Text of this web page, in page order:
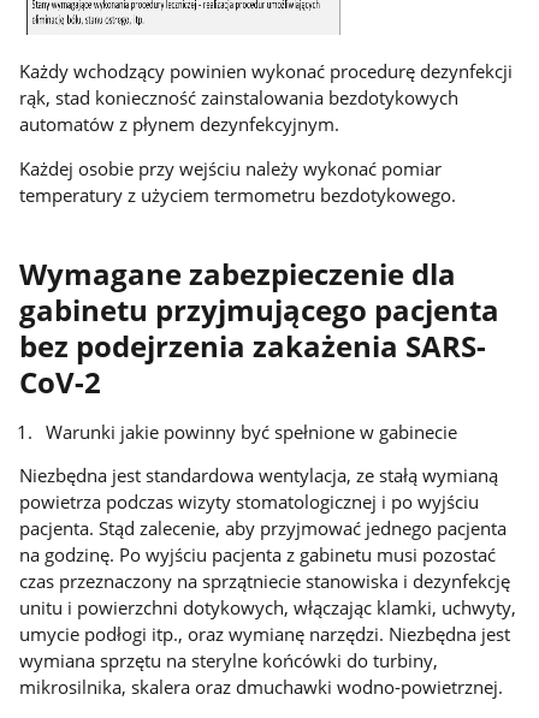
Każdy wchodzący powinien wykonać procedurę dezynfekcji
rąk, stad konieczność zainstalowania bezdotykowych
automatów z płynem dezynfekcyjnym.
Każdej osobie przy wejściu należy wykonać pomiar
temperatury z użyciem termometru bezdotykowego.
Wymagane zabezpieczenie dla
gabinetu przyjmującego pacjenta
bez podejrzenia zakażenia SARS-
CoV-2
Warunki jakie powinny być spełnione w gabinecie
Niezbędna jest standardowa wentylacja, ze stałą wymianą
powietrza podczas wizyty stomatologicznej i po wyjściu
pacjenta. Stąd zalecenie, aby przyjmować jednego pacjenta
na godzinę. Po wyjściu pacjenta z gabinetu musi pozostać
czas przeznaczony na sprzątniecie stanowiska i dezynfekcję
unitu i powierzchni dotykowych, włączając klamki, uchwyty,
umycie podłogi itp., oraz wymianę narzędzi. Niezbędna jest
wymiana sprzętu na sterylne końcówki do turbiny,
mikrosilnika, skalera oraz dmuchawki wodno-powietrznej.